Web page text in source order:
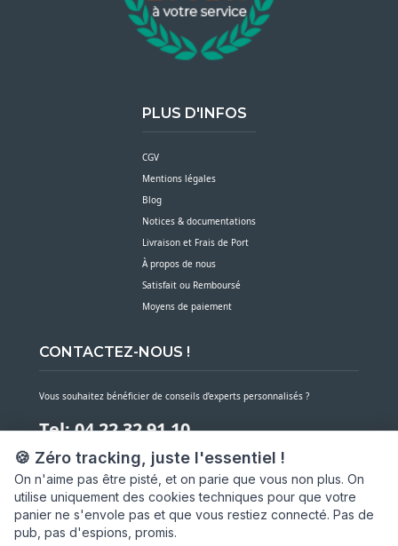
🍪 Zéro tracking, juste l'essentiel !
On n'aime pas être pisté, et on parie que vous non plus. On
utilise uniquement des cookies techniques pour que votre
panier ne s'envole pas et que vous restiez connecté. Pas de
pub, pas d'espions, promis.
PLUS D'INFOS
CGV
Mentions légales
Blog
Notices & documentations
Livraison et Frais de Port
À propos de nous
Satisfait ou Remboursé
Moyens de paiement
CONTACTEZ-NOUS !
Vous souhaitez bénéficier de conseils d’experts personnalisés ?
Tel: 04 22 32 91 10
Notre service client est à votre écoute du lundi au vendredi de 7h30 à 16h
NOUS CONTACTER PAR MESSAGE
SARL ASP06